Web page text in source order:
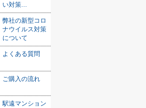
い対策...
弊社の新型コロ
ナウイルス対策
について
よくある質問
ご購入の流れ
駅遠マンション